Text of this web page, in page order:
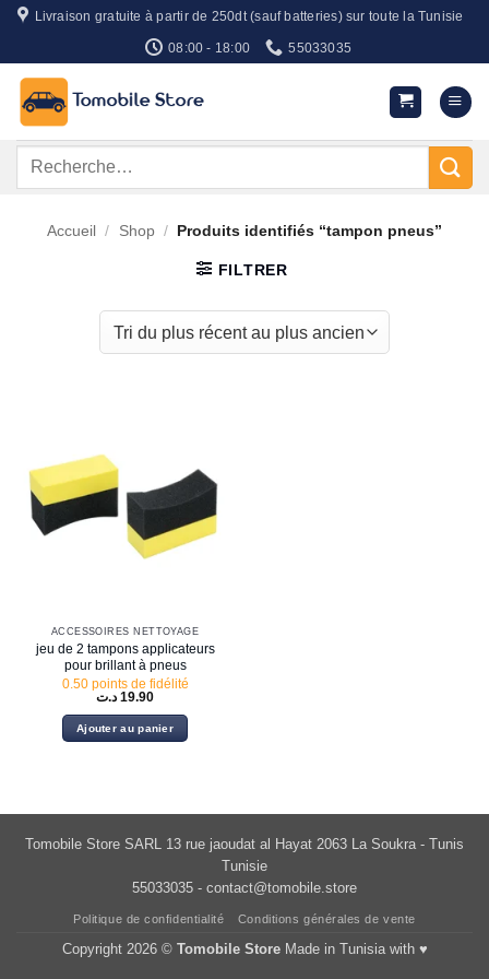
Passer
contenu
Livraison gratuite à partir de 250dt (sauf batteries) sur toute la Tunisie
08:00 - 18:00 55033035
Recherche
Accueil / Shop / Produits identifiés “tampon pneus”
FILTRER
ACCESSOIRES NETTOYAGE
jeu de 2 tampons applicateurs
pour brillant à pneus
0.50 points de fidélité
19.90 د.ت
Ajouter au panier
Tomobile Store SARL 13 rue jaoudat al Hayat 2063 La Soukra - Tunis
Tunisie
55033035 - contact@tomobile.store
Politique de confidentialité Conditions générales de vente
Copyright 2026 © Tomobile StoreMade in Tunisia with ♥